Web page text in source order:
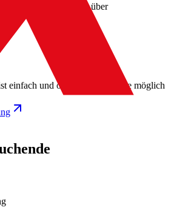
gezielt angesprochen über
einfach und ohne IT-Kenntnisse möglich